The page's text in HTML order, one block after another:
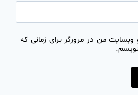
وبسایت من در مرورگر برای زمانی که